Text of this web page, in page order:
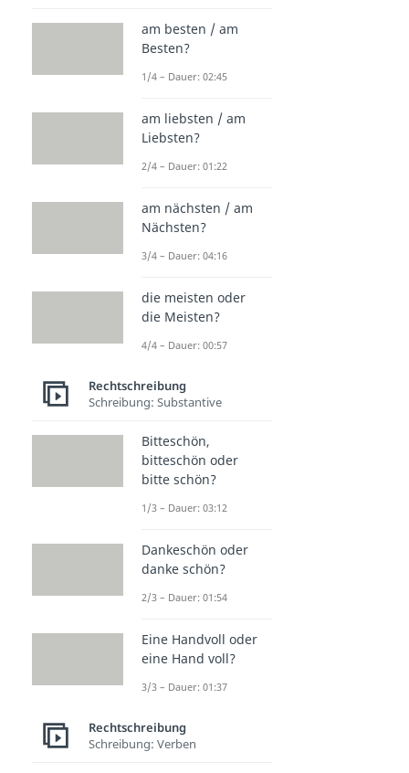
am besten / am
Besten?
1/4 – Dauer: 02:45
am liebsten / am
Liebsten?
2/4 – Dauer: 01:22
am nächsten / am
Nächsten?
3/4 – Dauer: 04:16
die meisten oder
die Meisten?
4/4 – Dauer: 00:57
Rechtschreibung
Schreibung: Substantive
Bitteschön,
bitteschön oder
bitte schön?
1/3 – Dauer: 03:12
Dankeschön oder
danke schön?
2/3 – Dauer: 01:54
Eine Handvoll oder
eine Hand voll?
3/3 – Dauer: 01:37
Rechtschreibung
Schreibung: Verben